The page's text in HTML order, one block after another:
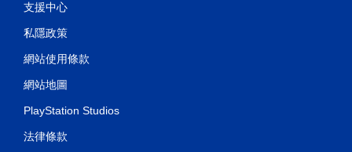
支援中心
私隱政策
網站使用條款
網站地圖
PlayStation Studios
法律條款